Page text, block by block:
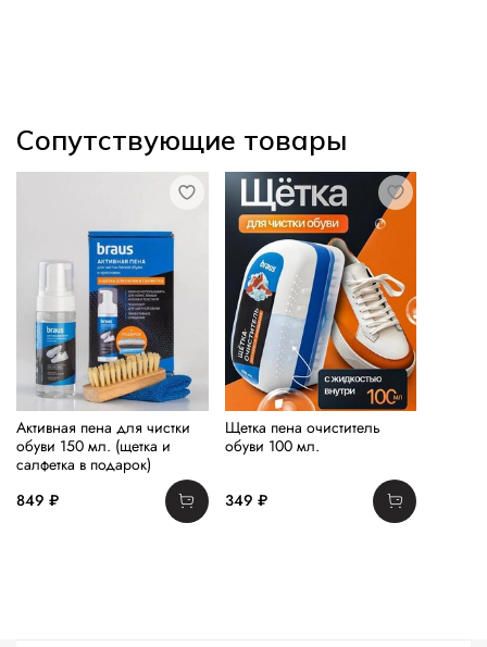
Сопутствующие товары
Активная пена для чистки
обуви 150 мл. (щетка и
салфетка в подарок)
849 ₽
Щетка пена очиститель
обуви 100 мл.
349 ₽